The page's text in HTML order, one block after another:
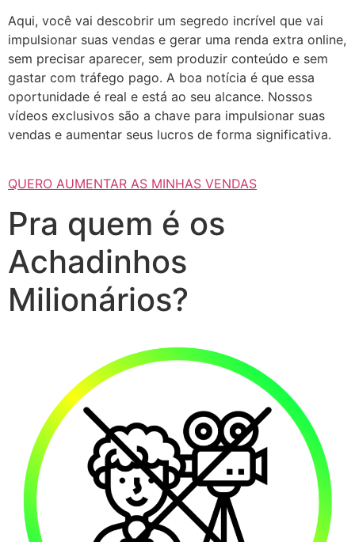
Aqui, você vai descobrir um segredo incrível que vai
impulsionar suas vendas e gerar uma renda extra online,
sem precisar aparecer, sem produzir conteúdo e sem
gastar com tráfego pago. A boa notícia é que essa
oportunidade é real e está ao seu alcance. Nossos
vídeos exclusivos são a chave para impulsionar suas
vendas e aumentar seus lucros de forma significativa.
QUERO AUMENTAR AS MINHAS VENDAS
Pra quem é os
Achadinhos
Milionários?